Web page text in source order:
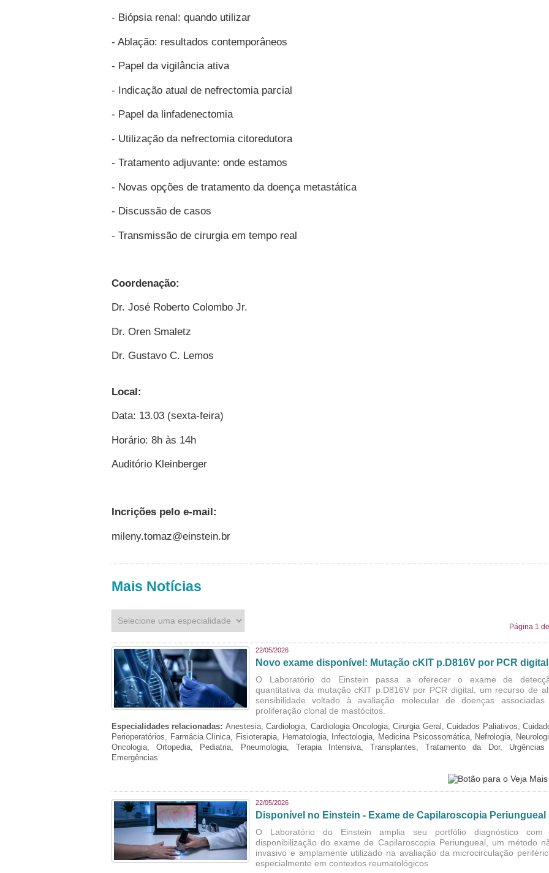
- Biópsia renal: quando utilizar
- Ablação: resultados contemporâneos
- Papel da vigilância ativa
- Indicação atual de nefrectomia parcial
- Papel da linfadenectomia
- Utilização da nefrectomia citoredutora
- Tratamento adjuvante: onde estamos
- Novas opções de tratamento da doença metastática
- Discussão de casos
- Transmissão de cirurgia em tempo real
Coordenação:
Dr. José Roberto Colombo Jr.
Dr. Oren Smaletz
Dr. Gustavo C. Lemos
Local:
Data: 13.03 (sexta-feira)
Horário: 8h às 14h
Auditório Kleinberger
Incrições pelo e-mail:
mileny.tomaz@einstein.br
Mais Notícias
Página 1
22/05/2026
Novo exame disponível: Mutação cKIT p.D816V por PCR digital
O Laboratório do Einstein passa a oferecer o exame de
quantitativa da mutação cKIT p.D816V por PCR digital, um recurso de
sensibilidade voltado à avaliação molecular de doenças associadas
proliferação clonal de mastócitos.
Especialidades relacionadas: Anestesia, Cardiologia, Cardiologia Oncologia, Cirurgia Geral, Cuidados Paliativos,
Perioperatórios, Farmácia Clínica, Fisioterapia, Hematologia, Infectologia, Medicina Psicossomática, Nefrologia,
Oncologia, Ortopedia, Pediatria, Pneumologia, Terapia Intensiva, Transplantes, Tratamento da Dor,
Emergências
22/05/2026
Disponível no Einstein - Exame de Capilaroscopia Periungueal
O Laboratório do Einstein amplia seu portfólio diagnóstico com
disponibilização do exame de Capilaroscopia Periungueal, um método
invasivo e amplamente utilizado na avaliação da microcirculação
especialmente em contextos reumatológicos